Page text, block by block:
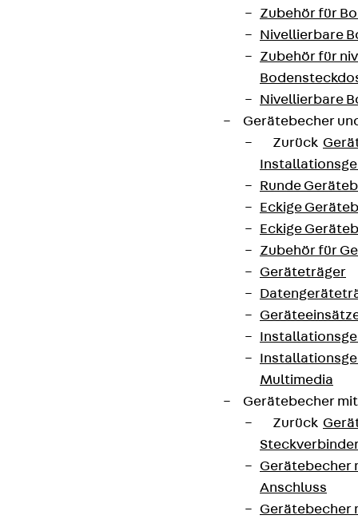
Zubehör für
Nivellierbare
Zubehör für
Nivellierbare
Gerätebecher
Zurück
Runde
Eckige
Eckige
Zubehör für
Geräteträger
Multimedia
Gerätebecher
Zurück
Gerätebecher
Anschluss
Gerätebecher